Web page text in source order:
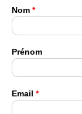
Nom *
Prénom
Email *